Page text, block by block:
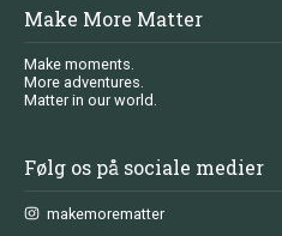
Make More Matter
Make moments.
More adventures.
Matter in our world.
Følg os på sociale medier
makemorematter